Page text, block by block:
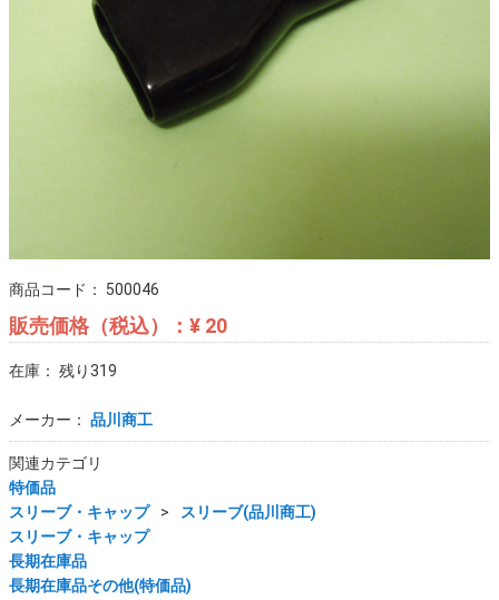
商品コード： 500046
販売価格（税込）： ¥ 20
在庫： 残り319
メーカー： 品川商工
関連カテゴリ
特価品
スリーブ・キャップ
スリーブ(品川商工)
スリーブ・キャップ
長期在庫品
長期在庫品その他(特価品)